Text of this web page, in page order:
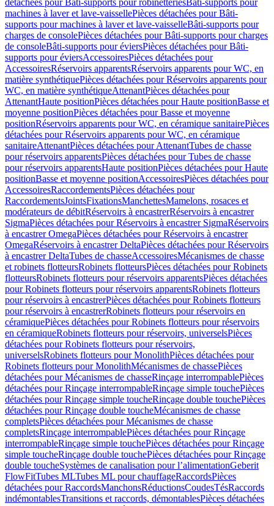
détachées pour Bâti-supports pour robinetteriesBâti-supports pour
machines à laver et lave-vaissellePièces détachées pour Bâti-
supports pour machines à laver et lave-vaisselleBâti-supports pour
charges de consolePièces détachées pour Bâti-supports pour charges
de consoleBâti-supports pour éviersPièces détachées pour Bâti-
supports pour éviersAccessoiresPièces détachées pour
AccessoiresRéservoirs apparentsRéservoirs apparents pour WC, en
matière synthétiquePièces détachées pour Réservoirs apparents pour
WC, en matière synthétiqueAttenantPièces détachées pour
AttenantHaute positionPièces détachées pour Haute positionBasse et
moyenne positionPièces détachées pour Basse et moyenne
positionRéservoirs apparents pour WC, en céramique sanitairePièces
détachées pour Réservoirs apparents pour WC, en céramique
sanitaireAttenantPièces détachées pour AttenantTubes de chasse
pour réservoirs apparentsPièces détachées pour Tubes de chasse
pour réservoirs apparentsHaute positionPièces détachées pour Haute
positionBasse et moyenne positionAccessoiresPièces détachées pour
AccessoiresRaccordementsPièces détachées pour
RaccordementsJointsFixationsManchettesMamelons, rosaces et
modérateurs de débitRéservoirs à encastrerRéservoirs à encastrer
SigmaPièces détachées pour Réservoirs à encastrer SigmaRéservoirs
à encastrer OmegaPièces détachées pour Réservoirs à encastrer
OmegaRéservoirs à encastrer DeltaPièces détachées pour Réservoirs
à encastrer DeltaTubes de chasseAccessoiresMécanismes de chasse
et robinets flotteursRobinets flotteursPièces détachées pour Robinets
flotteursRobinets flotteurs pour réservoirs apparentsPièces détachées
pour Robinets flotteurs pour réservoirs apparentsRobinets flotteurs
pour réservoirs à encastrerPièces détachées pour Robinets flotteurs
pour réservoirs à encastrerRobinets flotteurs pour réservoirs en
céramiquePièces détachées pour Robinets flotteurs pour réservoirs
en céramiqueRobinets flotteurs pour réservoirs, universelsPièces
détachées pour Robinets flotteurs pour réservoirs,
universelsRobinets flotteurs pour MonolithPièces détachées pour
Robinets flotteurs pour MonolithMécanismes de chassePièces
détachées pour Mécanismes de chasseRinçage interrompablePièces
détachées pour Rinçage interrompableRinçage simple touchePièces
détachées pour Rinçage simple toucheRinçage double touchePièces
détachées pour Rinçage double toucheMécanismes de chasse
completsPièces détachées pour Mécanismes de chasse
completsRinçage interrompablePièces détachées pour Rinçage
interrompableRinçage simple touchePièces détachées pour Rinçage
simple toucheRinçage double touchePièces détachées pour Rinçage
double toucheSystèmes de canalisation pour l’alimentationGeberit
FlowFitTubes MLTubes ML pour chauffageRaccordsPièces
détachées pour RaccordsManchonsRéductionsCoudesTésRaccords
indémontablesTransitions et raccords, démontablesPièces détachées